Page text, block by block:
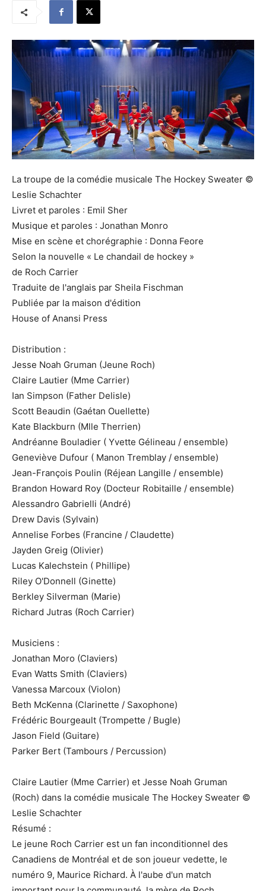
La troupe de la comédie musicale The Hockey Sweater ©
Leslie Schachter
Livret et paroles : Emil Sher
Musique et paroles : Jonathan Monro
Mise en scène et chorégraphie : Donna Feore
Selon la nouvelle « Le chandail de hockey »
de Roch Carrier
Traduite de l'anglais par Sheila Fischman
Publiée par la maison d'édition
House of Anansi Press
Distribution :
Jesse Noah Gruman (Jeune Roch)
Claire Lautier (Mme Carrier)
Ian Simpson (Father Delisle)
Scott Beaudin (Gaétan Ouellette)
Kate Blackburn (Mlle Therrien)
Andréanne Bouladier ( Yvette Gélineau / ensemble)
Geneviève Dufour ( Manon Tremblay / ensemble)
Jean-François Poulin (Réjean Langille / ensemble)
Brandon Howard Roy (Docteur Robitaille / ensemble)
Alessandro Gabrielli (André)
Drew Davis (Sylvain)
Annelise Forbes (Francine / Claudette)
Jayden Greig (Olivier)
Lucas Kalechstein ( Phillipe)
Riley O'Donnell (Ginette)
Berkley Silverman (Marie)
Richard Jutras (Roch Carrier)
Musiciens :
Jonathan Moro (Claviers)
Evan Watts Smith (Claviers)
Vanessa Marcoux (Violon)
Beth McKenna (Clarinette / Saxophone)
Frédéric Bourgeault (Trompette / Bugle)
Jason Field (Guitare)
Parker Bert (Tambours / Percussion)
Claire Lautier (Mme Carrier) et Jesse Noah Gruman
(Roch) dans la comédie musicale The Hockey Sweater ©
Leslie Schachter
Résumé :
Le jeune Roch Carrier est un fan inconditionnel des
Canadiens de Montréal et de son joueur vedette, le
numéro 9, Maurice Richard. À l'aube d'un match